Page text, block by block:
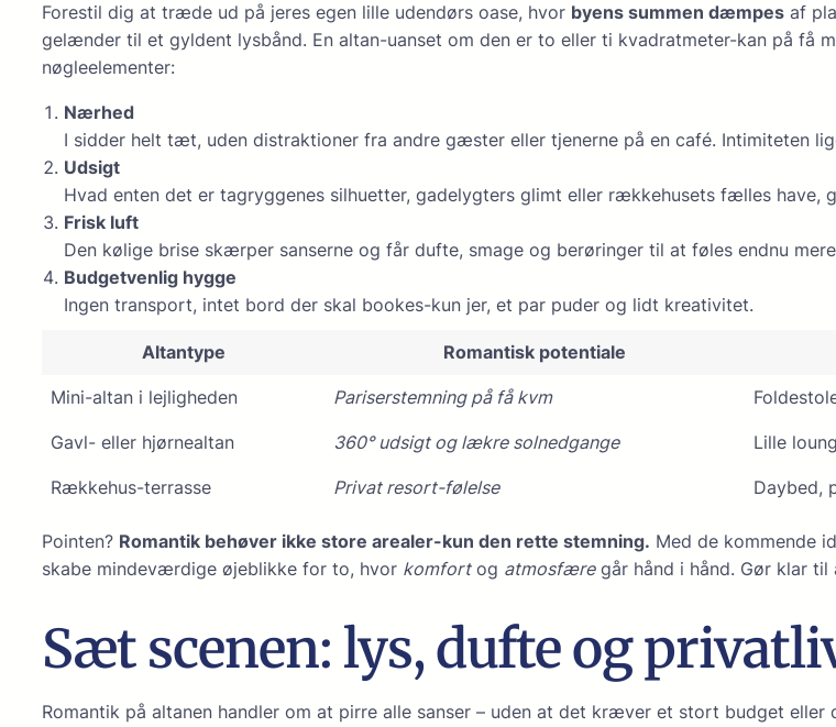
Forestil dig at træde ud på jeres egen lille udendørs oase, hvor byens summen dæmpes af
gelænder til et gyldent lysbånd. En altan-uanset om den er to eller ti kvadratmeter-kan på få
nøgleelementer:
Nærhed
I sidder helt tæt, uden distraktioner fra andre gæster eller tjenerne på en café. Intimiteten
Udsigt
Hvad enten det er tagryggenes silhuetter, gadelygters glimt eller rækkehusets fælles have,
Frisk luft
Den kølige brise skærper sanserne og får dufte, smage og berøringer til at føles endnu
Budgetvenlig hygge
Ingen transport, intet bord der skal bookes-kun jer, et par puder og lidt kreativitet.
Altantype Romantisk potentiale
Mini-altan i lejligheden Pariserstemning på få kvm
Gavl- eller hjørnealtan 360° udsigt og lækre solnedgange Lille
Rækkehus-terrasse Privat resort-følelse Daybed,
Pointen? Romantik behøver ikke store arealer-kun den rette stemning. Med de kommende
skabe mindeværdige øjeblikke for to, hvor komfortog atmosfæregår hånd i hånd. Gør klar
Sæt scenen: lys, dufte og
Romantik på altanen handler om at pirre alle sanser – uden at det kræver et stort budget